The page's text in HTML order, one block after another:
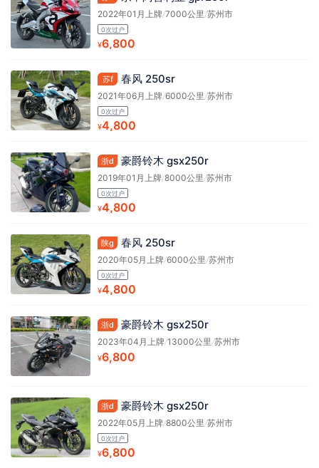
2022年01月上牌/7000公里/苏州市
0次过户
¥6,800
苏f 春风 250sr
2021年06月上牌/6000公里/苏州市
0次过户
¥4,800
浙d 豪爵铃木 gsx250r
2019年01月上牌/8000公里/苏州市
0次过户
¥4,800
陕g 春风 250sr
2020年05月上牌/6000公里/苏州市
0次过户
¥4,800
浙d 豪爵铃木 gsx250r
2023年04月上牌/13000公里 /苏州市
¥6,800
浙d 豪爵铃木 gsx250r
2022年05月上牌/8800公里 /苏州市
0次过户
¥6,800